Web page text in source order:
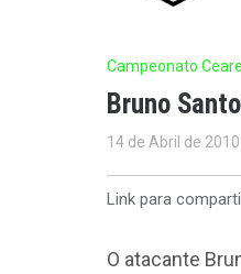
Campeonato
Bruno
14 de Abril de
Link para
O atacante